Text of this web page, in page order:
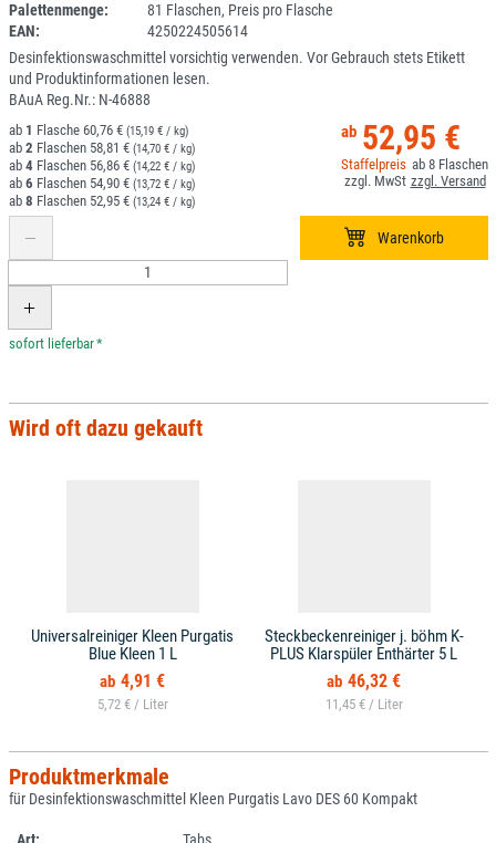
Palettenmenge:
81 Flaschen, Preis pro Flasche
EAN:
4250224505614
Desinfektionswaschmittel vorsichtig verwenden. Vor Gebrauch stets Etikett
und Produktinformationen lesen.
BAuA Reg.Nr.: N-46888
52,95 €
8
1 60,76 € (15,19 € / kg)
2 58,81 € (14,70 € / kg)
4 56,86 € (14,22 € / kg)
6 54,90 € (13,72 € / kg)
8 52,95 € (13,24 € / kg)
*
Wird oft dazu gekauft
Universalreiniger Kleen Purgatis
Blue Kleen 1 L
4,91 €
5,72 € /
Steckbeckenreiniger j. böhm K-
PLUS Klarspüler Enthärter 5 L
46,32 €
11,45 € /
Produktmerkmale
für Desinfektionswaschmittel Kleen Purgatis Lavo DES 60 Kompakt